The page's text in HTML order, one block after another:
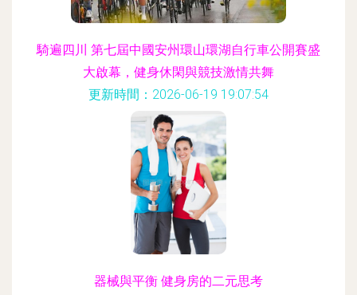
騎遍四川 第七屆中國安州環山環湖自行車公開賽盛
大啟幕，健身休閑與競技激情共舞
更新時間：2026-06-19 19:07:54
器械與平衡 健身房的二元思考